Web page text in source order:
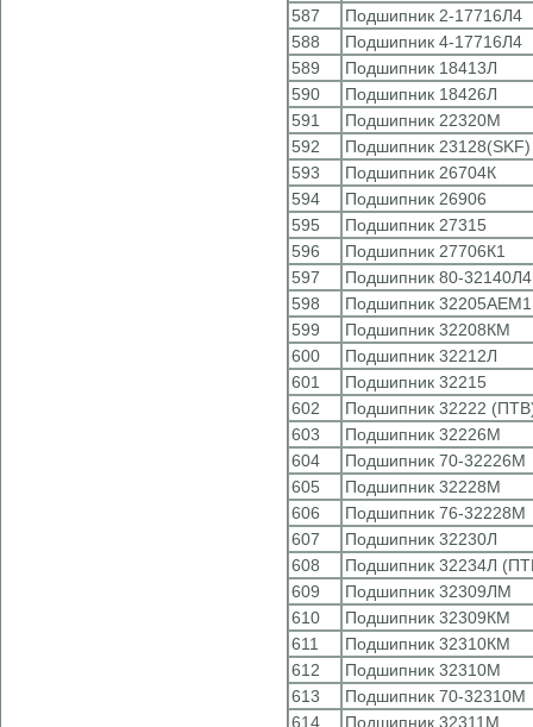
587
Подшипник 2-17716Л4
588
Подшипник 4-17716Л4
589
Подшипник 18413Л
590
Подшипник 18426Л
591
Подшипник 22320М
592
Подшипник 23128(SKF)
593
Подшипник 26704К
594
Подшипник 26906
595
Подшипник 27315
596
Подшипник 27706К1
597
Подшипник 80-
598
Подшипник 32205АЕМ1
599
Подшипник 32208КМ
600
Подшипник 32212Л
601
Подшипник 32215
602
Подшипник 32222
603
Подшипник 32226М
604
Подшипник 70-32226М
605
Подшипник 32228М
606
Подшипник 76-32228М
607
Подшипник 32230Л
608
Подшипник 32234Л
609
Подшипник 32309ЛМ
610
Подшипник 32309КМ
611
Подшипник 32310КМ
612
Подшипник 32310М
613
Подшипник 70-32310М
614
Подшипник 32311М